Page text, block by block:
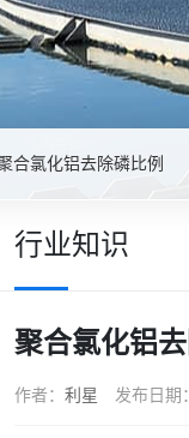
合氯化铝去除磷比例
行业知识
聚合氯化铝
作者： 利星 发布日期：